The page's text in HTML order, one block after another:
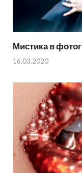
Мистика в
16.03.2020